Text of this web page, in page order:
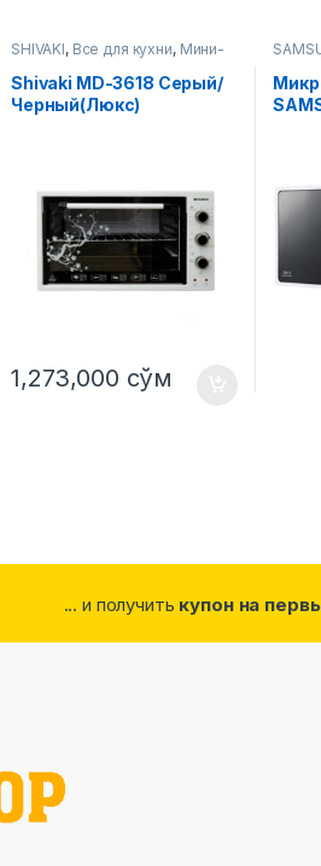
SHIVAKI, Все для кухни, Мини-
Shivaki MD-3618 Серый/
Черный(Люкс)
1,273,000 сўм
... и получить купон на